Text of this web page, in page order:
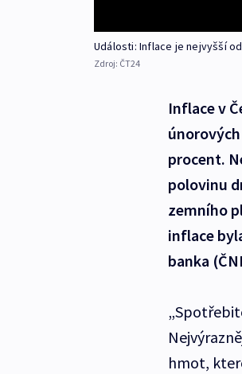
Události: Inflace je nejvyšší
Zdroj: ČT24
Inflace v
procent.
polovinu
zemního
inflace
banka
hmot,